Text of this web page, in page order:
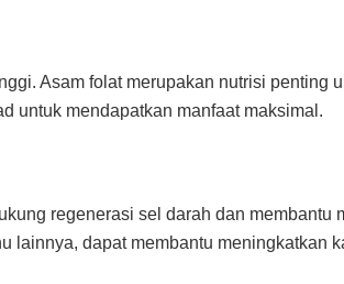
Asam folat merupakan nutrisi penting
untuk mendapatkan manfaat maksimal.
regenerasi sel darah dan membantu
lainnya, dapat membantu meningkatkan